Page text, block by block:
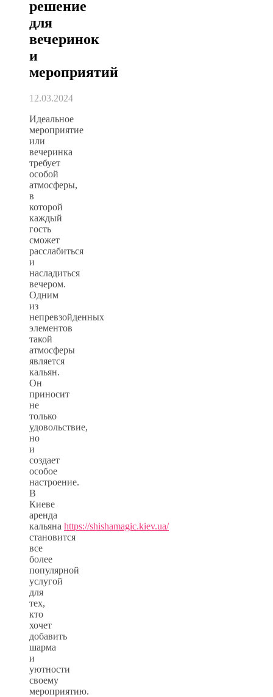
решение
для
вечеринок
и
мероприятий
12.03.2024
Идеальное
мероприятие
или
вечеринка
требует
особой
атмосферы,
в
которой
каждый
гость
сможет
расслабиться
и
насладиться
вечером.
Одним
из
непревзойденных
элементов
такой
атмосферы
является
кальян.
Он
приносит
не
только
удовольствие,
но
и
создает
особое
настроение.
В
Киеве
аренда
кальяна https://shishamagic.kiev.ua/
становится
все
более
популярной
услугой
для
тех,
кто
хочет
добавить
шарма
и
уютности
своему
мероприятию.